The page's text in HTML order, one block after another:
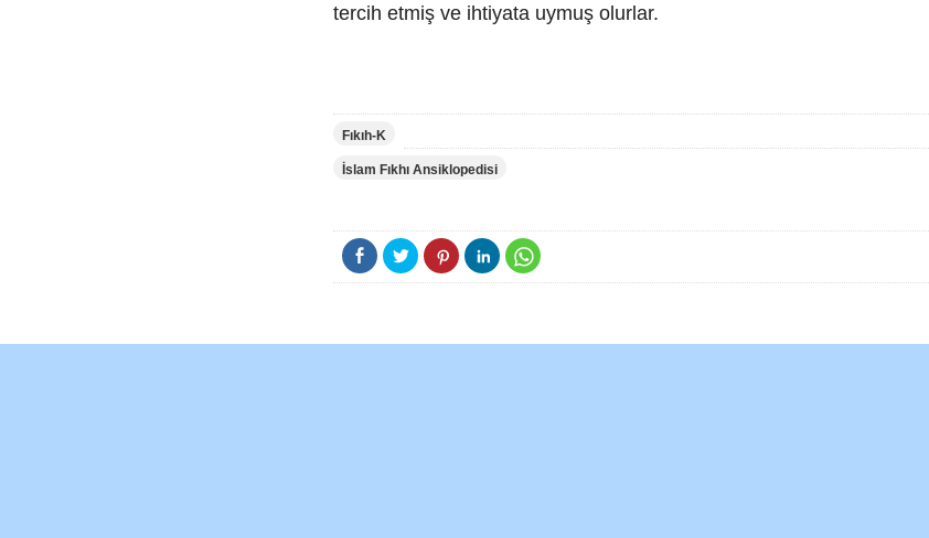
tercih etmiş ve ihtiyata uymuş olurlar.
Fıkıh-K
İslam Fıkhı Ansiklopedisi